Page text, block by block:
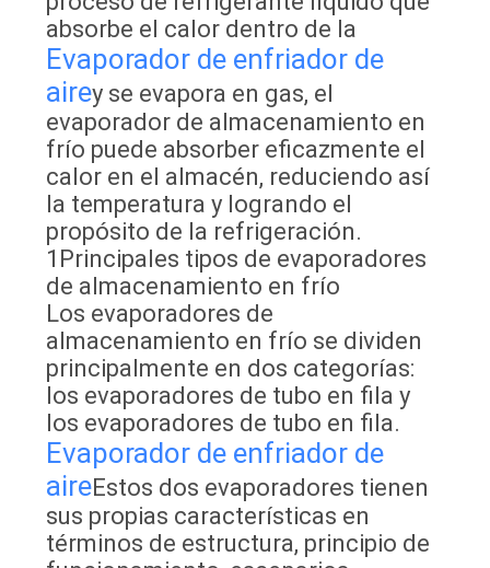
MAPA
DEL
SITIO
POLÍTICA
PRIVACIDAD
absorbe el calor dentro de la
Evaporador de enfriador de
airey se evapora en gas, el
evaporador de almacenamiento en
frío puede absorber eficazmente el
calor en el almacén, reduciendo así
la temperatura y logrando el
propósito de la refrigeración.
1Principales tipos de evaporadores
de almacenamiento en frío
Los evaporadores de
almacenamiento en frío se dividen
principalmente en dos categorías:
los evaporadores de tubo en fila y
los evaporadores de tubo en fila.
Evaporador de enfriador de
aireEstos dos evaporadores tienen
sus propias características en
términos de estructura, principio de